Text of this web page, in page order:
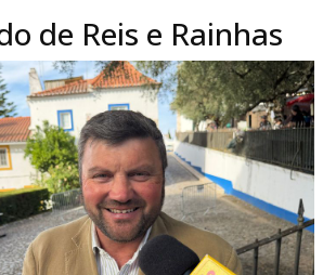
de Reis e Rainhas